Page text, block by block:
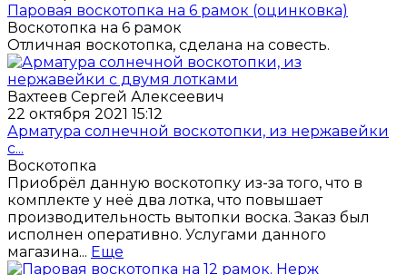
Паровая воскотопка на 6 рамок (оцинковка)
Воскотопка на 6 рамок
Отличная воскотопка, сделана на совесть.
Вахтеев Сергей Алексеевич
22 октября 2021 15:12
Арматура солнечной воскотопки, из нержавейки
с...
Воскотопка
Приобрёл данную воскотопку из-за того, что в
комплекте у неё два лотка, что повышает
производительность вытопки воска. Заказ был
исполнен оперативно. Услугами данного
магазина... Еще